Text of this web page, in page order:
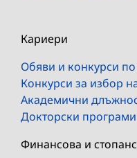
Кариери
Обяви и конкурси
Конкурси за избор
Академични
Докторски програми
Финансова и